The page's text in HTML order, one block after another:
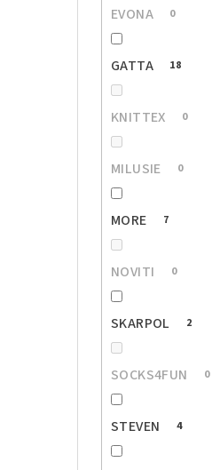
EVONA 0
GATTA 18
KNITTEX 0
MILUSIE 0
MORE 7
NOVITI 0
SKARPOL 2
SOCKS4FUN 0
STEVEN 4